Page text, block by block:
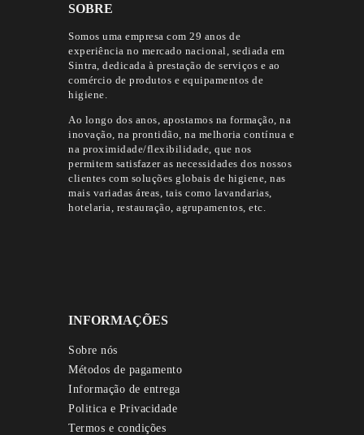
SOBRE
Somos uma empresa com 29 anos de
experiência no mercado nacional, sediada em
Sintra, dedicada à prestação de serviços e ao
comércio de produtos e equipamentos de
higiene.
Ao longo dos anos, apostamos na formação, na
inovação, na prontidão, na melhoria contínua e
na proximidade/flexibilidade, que nos
permitem satisfazer as necessidades dos nossos
clientes com soluções globais de higiene, nas
mais variadas áreas, tais como lavandarias,
hotelaria, restauração, agrupamentos, etc.
INFORMAÇÕES
Sobre nós
Métodos de pagamento
Informação de entrega
Politica e Privacidade
Termos e condições